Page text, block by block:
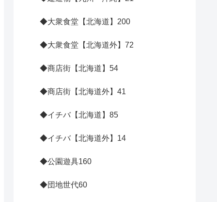
◆大衆食堂【北海道】 200
◆大衆食堂【北海道外】 72
◆商店街【北海道】 54
◆商店街【北海道外】 41
◆イチバ【北海道】 85
◆イチバ【北海道外】 14
◆公園遊具160
◆団地世代60